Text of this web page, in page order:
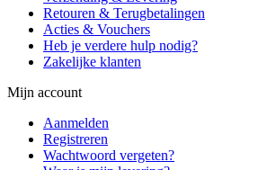
Retouren & Terugbetalingen
Acties & Vouchers
Heb je verdere hulp nodig?
Zakelijke klanten
Mijn account
Aanmelden
Registreren
Wachtwoord vergeten?